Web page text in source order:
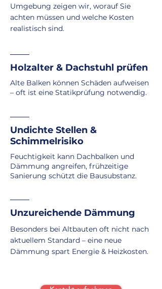
Umgebung zeigen wir, worauf Sie
achten müssen und welche Kosten
realistisch sind.
Holzalter & Dachstuhl prüfen
Alte Balken können Schäden aufweisen
– oft ist eine Statikprüfung notwendig.​​
Undichte Stellen &
Schimmelrisiko
Feuchtigkeit kann Dachbalken und
Dämmung angreifen, frühzeitige
Sanierung schützt die Bausubstanz.
Unzureichende Dämmung
Besonders bei Altbauten oft nicht nach
aktuellem Standard – eine neue
Dämmung spart Energie & Heizkosten.